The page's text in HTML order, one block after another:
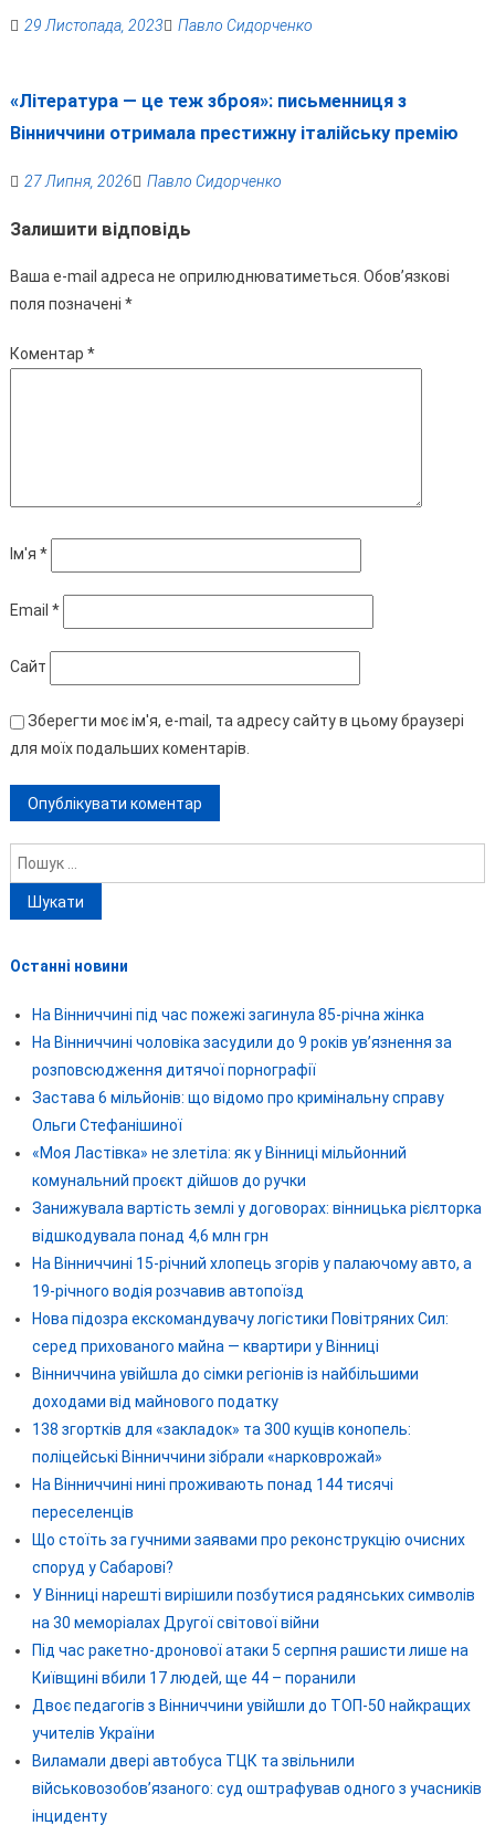
29 Листопада, 2023 Павло Сидорченко
«Література — це теж зброя»: письменниця з
Вінниччини отримала престижну італійську премію
27 Липня, 2026 Павло Сидорченко
Залишити відповідь
Ваша e-mail адреса не оприлюднюватиметься. Обов’язкові
поля позначені *
Коментар *
Ім'я *
Email *
Сайт
Зберегти моє ім'я, e-mail, та адресу сайту в цьому браузері
для моїх подальших коментарів.
Пошук:
Останні новини
На Вінниччині під час пожежі загинула 85-річна жінка
На Вінниччині чоловіка засудили до 9 років ув’язнення за
розповсюдження дитячої порнографії
Застава 6 мільйонів: що відомо про кримінальну справу
Ольги Стефанішиної
«Моя Ластівка» не злетіла: як у Вінниці мільйонний
комунальний проєкт дійшов до ручки
Занижувала вартість землі у договорах: вінницька рієлторка
відшкодувала понад 4,6 млн грн
На Вінниччині 15-річний хлопець згорів у палаючому авто, а
19-річного водія розчавив автопоїзд
Нова підозра екскомандувачу логістики Повітряних Сил:
серед прихованого майна — квартири у Вінниці
Вінниччина увійшла до сімки регіонів із найбільшими
доходами від майнового податку
138 згортків для «закладок» та 300 кущів конопель:
поліцейські Вінниччини зібрали «нарковрожай»
На Вінниччині нині проживають понад 144 тисячі
переселенців
Що стоїть за гучними заявами про реконструкцію очисних
споруд у Сабарові?
У Вінниці нарешті вирішили позбутися радянських символів
на 30 меморіалах Другої світової війни
Під час ракетно-дронової атаки 5 серпня рашисти лише на
Київщині вбили 17 людей, ще 44 – поранили
Двоє педагогів з Вінниччини увійшли до ТОП-50 найкращих
учителів України
Виламали двері автобуса ТЦК та звільнили
військовозобов’язаного: суд оштрафував одного з учасників
інциденту